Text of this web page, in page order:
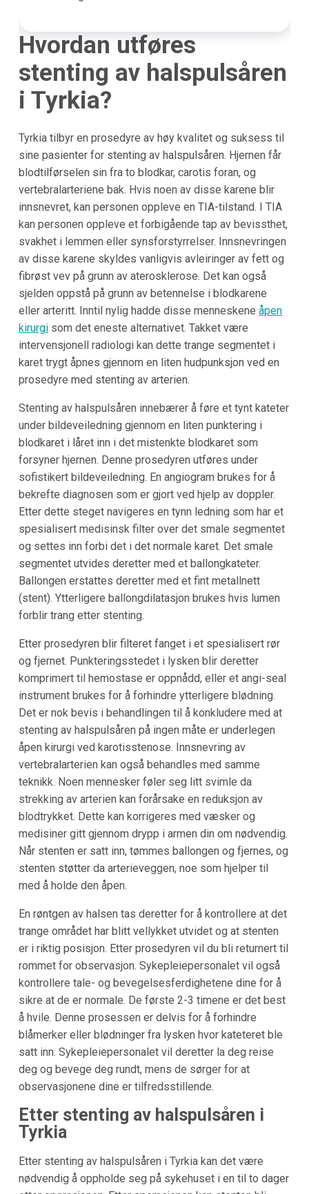
Hvordan utføres
stenting av halspulsåren
i Tyrkia?
Tyrkia tilbyr en prosedyre av høy kvalitet og suksess til
sine pasienter for stenting av halspulsåren. Hjernen får
blodtilførselen sin fra to blodkar, carotis foran, og
vertebralarteriene bak. Hvis noen av disse karene blir
innsnevret, kan personen oppleve en TIA-tilstand. I TIA
kan personen oppleve et forbigående tap av bevissthet,
svakhet i lemmen eller synsforstyrrelser. Innsnevringen
av disse karene skyldes vanligvis avleiringer av fett og
fibrøst vev på grunn av aterosklerose. Det kan også
sjelden oppstå på grunn av betennelse i blodkarene
eller arteritt. Inntil nylig hadde disse menneskene åpen
kirurgisom det eneste alternativet. Takket være
intervensjonell radiologi kan dette trange segmentet i
karet trygt åpnes gjennom en liten hudpunksjon ved en
prosedyre med stenting av arterien.
Stenting av halspulsåren innebærer å føre et tynt kateter
under bildeveiledning gjennom en liten punktering i
blodkaret i låret inn i det mistenkte blodkaret som
forsyner hjernen. Denne prosedyren utføres under
sofistikert bildeveiledning. En angiogram brukes for å
bekrefte diagnosen som er gjort ved hjelp av doppler.
Etter dette steget navigeres en tynn ledning som har et
spesialisert medisinsk filter over det smale segmentet
og settes inn forbi det i det normale karet. Det smale
segmentet utvides deretter med et ballongkateter.
Ballongen erstattes deretter med et fint metallnett
(stent). Ytterligere ballongdilatasjon brukes hvis lumen
forblir trang etter stenting.
Etter prosedyren blir filteret fanget i et spesialisert rør
og fjernet. Punkteringsstedet i lysken blir deretter
komprimert til hemostase er oppnådd, eller et angi-seal
instrument brukes for å forhindre ytterligere blødning.
Det er nok bevis i behandlingen til å konkludere med at
stenting av halspulsåren på ingen måte er underlegen
åpen kirurgi ved karotisstenose. Innsnevring av
vertebralarterien kan også behandles med samme
teknikk. Noen mennesker føler seg litt svimle da
strekking av arterien kan forårsake en reduksjon av
blodtrykket. Dette kan korrigeres med væsker og
medisiner gitt gjennom drypp i armen din om nødvendig.
Når stenten er satt inn, tømmes ballongen og fjernes, og
stenten støtter da arterieveggen, noe som hjelper til
med å holde den åpen.
En røntgen av halsen tas deretter for å kontrollere at det
trange området har blitt vellykket utvidet og at stenten
er i riktig posisjon. Etter prosedyren vil du bli returnert til
rommet for observasjon. Sykepleiepersonalet vil også
kontrollere tale- og bevegelsesferdighetene dine for å
sikre at de er normale. De første 2-3 timene er det best
å hvile. Denne prosessen er delvis for å forhindre
blåmerker eller blødninger fra lysken hvor kateteret ble
satt inn. Sykepleiepersonalet vil deretter la deg reise
deg og bevege deg rundt, mens de sørger for at
observasjonene dine er tilfredsstillende.
Etter stenting av halspulsåren i
Tyrkia
Etter stenting av halspulsåren i Tyrkia kan det være
nødvendig å oppholde seg på sykehuset i en til to dager